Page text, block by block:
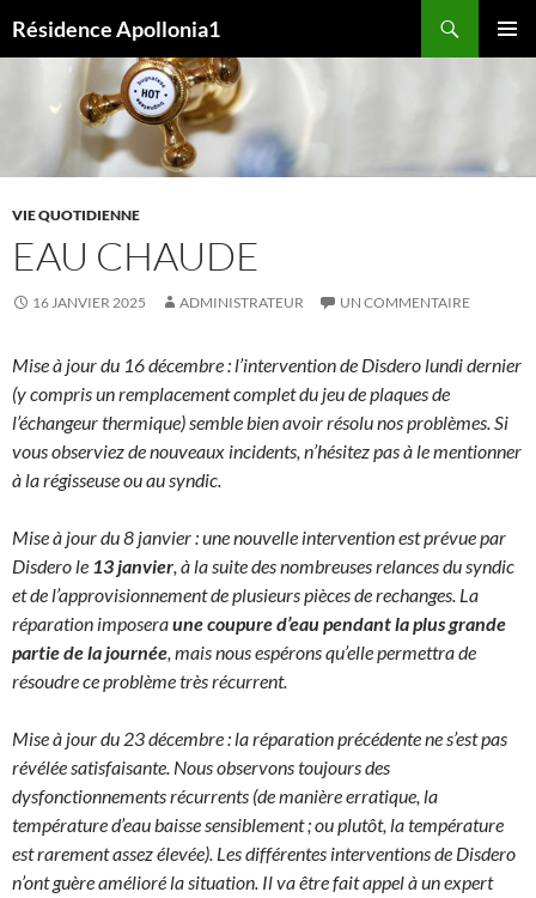
auRésidence Apollonia1
VIE QUOTIDIENNE
EAU CHAUDE
16 JANVIER 2025 ADMINISTRATEUR UN COMMENTAIRE
Mise à jour du 16 décembre : l’intervention de Disdero lundi dernier
(y compris un remplacement complet du jeu de plaques de
l’échangeur thermique) semble bien avoir résolu nos problèmes. Si
vous observiez de nouveaux incidents, n’hésitez pas à le mentionner
à la régisseuse ou au syndic.
Mise à jour du 8 janvier : une nouvelle intervention est prévue par
Disdero le 13 janvier, à la suite des nombreuses relances du syndic
et de l’approvisionnement de plusieurs pièces de rechanges. La
réparation imposeraune coupure d’eau pendant la plus grande
partie de la journée, mais nous espérons qu’elle permettra de
résoudre ce problème très récurrent.
Mise à jour du 23 décembre : la réparation précédente ne s’est pas
révélée satisfaisante. Nous observons toujours des
dysfonctionnements récurrents (de manière erratique, la
température d’eau baisse sensiblement ; ou plutôt, la température
est rarement assez élevée). Les différentes interventions de Disdero
n’ont guère amélioré la situation. Il va être fait appel à un expert